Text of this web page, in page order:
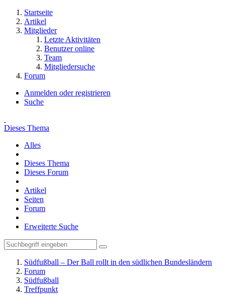
Startseite
Artikel
Mitglieder
Letzte Aktivitäten
Benutzer online
Team
Mitgliedersuche
Forum
Anmelden oder registrieren
Suche
Dieses Thema
Alles
Dieses Thema
Dieses Forum
Artikel
Seiten
Forum
Erweiterte Suche
Südfußball – Der Ball rollt in den südlichen Bundesländern
Forum
Südfußball
Treffpunkt